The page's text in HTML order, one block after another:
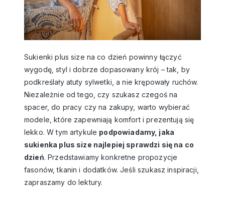
Sukienki plus size na co dzień powinny łączyć
wygodę, styl i dobrze dopasowany krój – tak, by
podkreślały atuty sylwetki, a nie krępowały ruchów.
Niezależnie od tego, czy szukasz czegoś na
spacer, do pracy czy na zakupy, warto wybierać
modele, które zapewniają komfort i prezentują się
lekko. W tym artykule podpowiadamy, jaka
sukienka plus size najlepiej sprawdzi się na co
dzień. Przedstawiamy konkretne propozycje
fasonów, tkanin i dodatków. Jeśli szukasz inspiracji,
zapraszamy do lektury.